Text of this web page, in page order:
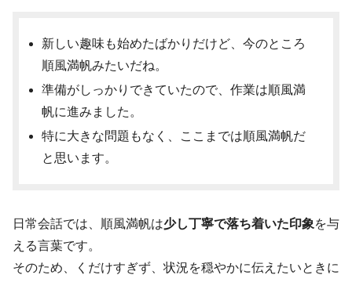
新しい趣味も始めたばかりだけど、今のところ
順風満帆みたいだね。
準備がしっかりできていたので、作業は順風満
帆に進みました。
特に大きな問題もなく、ここまでは順風満帆だ
と思います。
日常会話では、順風満帆は少し丁寧で落ち着いた印象を与
える言葉です。
そのため、くだけすぎず、状況を穏やかに伝えたいときに